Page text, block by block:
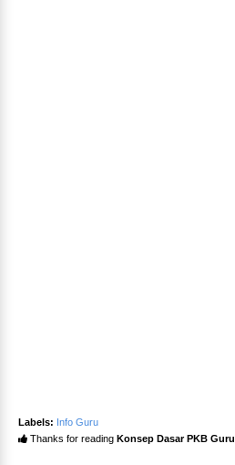
Labels: Info Guru
Thanks for reading Konsep Dasar PKB Guru